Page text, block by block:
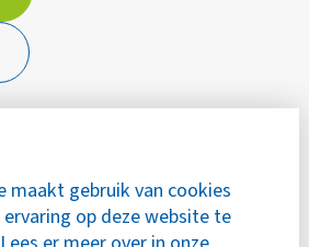
maakt gebruik van cookies
op deze website te